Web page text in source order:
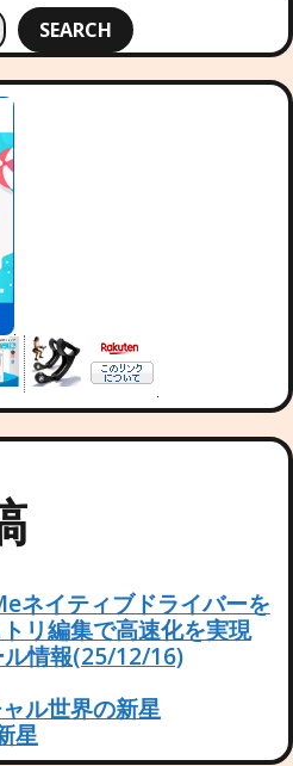
SEARCH
ネイティブドライバーを
リ編集で高速化を実現
情報(25/12/16)
ル世界の新星
星